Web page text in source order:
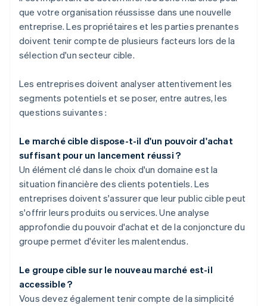
que votre organisation réussisse dans une nouvelle
entreprise. Les propriétaires et les parties prenantes
doivent tenir compte de plusieurs facteurs lors de la
sélection d'un secteur cible.
Les entreprises doivent analyser attentivement les
segments potentiels et se poser, entre autres, les
questions suivantes :
Le marché cible dispose-t-il d'un pouvoir d'achat
suffisant pour un lancement réussi ?
Un élément clé dans le choix d'un domaine est la
situation financière des clients potentiels. Les
entreprises doivent s'assurer que leur public cible peut
s'offrir leurs produits ou services. Une analyse
approfondie du pouvoir d'achat et de la conjoncture du
groupe permet d'éviter les malentendus.
Le groupe cible sur le nouveau marché est-il
accessible ?
Vous devez également tenir compte de la simplicité